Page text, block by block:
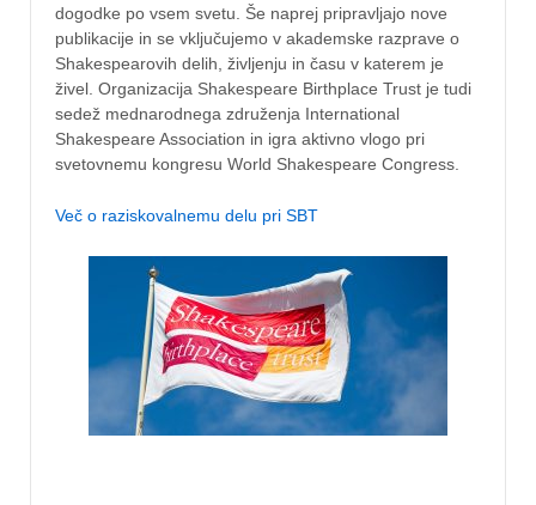
dogodke po vsem svetu. Še naprej pripravljajo nove
publikacije in se vključujemo v akademske razprave o
Shakespearovih delih, življenju in času v katerem je
živel. Organizacija Shakespeare Birthplace Trust je tudi
sedež mednarodnega združenja International
Shakespeare Association in igra aktivno vlogo pri
svetovnemu kongresu World Shakespeare Congress.
Več o raziskovalnemu delu pri SBT